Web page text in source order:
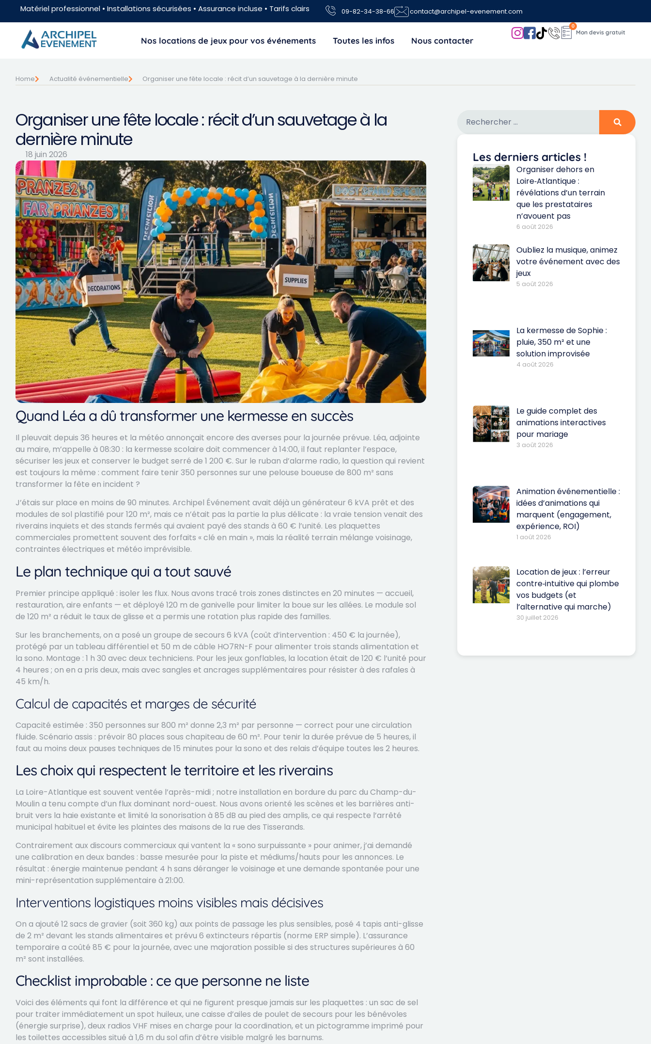
Matériel professionnel • Installations sécurisées • Assurance incluse • Tarifs clairs 09-82-34-38-66 contact@archipel-evenement.com
Nos locations de jeux pour vos événements Toutes les infos Nous contacter
0
Home Actualité événementielle Organiser une fête locale : récit d’un sauvetage à la dernière minute
Organiser une fête locale : récit d’un sauvetage à la
dernière minute
18 juin 2026
Quand Léa a dû transformer une kermesse en succès
Il pleuvait depuis 36 heures et la météo annonçait encore des averses pour la journée prévue. Léa, adjointe
au maire, m’appelle à 08:30 : la kermesse scolaire doit commencer à 14:00, il faut replanter l’espace,
sécuriser les jeux et conserver le budget serré de 1 200 €. Sur le ruban d’alarme radio, la question qui revient
est toujours la même : comment faire tenir 350 personnes sur une pelouse boueuse de 800 m² sans
transformer la fête en incident ?
J’étais sur place en moins de 90 minutes. Archipel Événement avait déjà un générateur 6 kVA prêt et des
modules de sol plastifié pour 120 m², mais ce n’était pas la partie la plus délicate : la vraie tension venait des
riverains inquiets et des stands fermés qui avaient payé des stands à 60 € l’unité. Les plaquettes
commerciales promettent souvent des forfaits « clé en main », mais la réalité terrain mélange voisinage,
contraintes électriques et météo imprévisible.
Le plan technique qui a tout sauvé
Premier principe appliqué : isoler les flux. Nous avons tracé trois zones distinctes en 20 minutes — accueil,
restauration, aire enfants — et déployé 120 m de ganivelle pour limiter la boue sur les allées. Le module sol
de 120 m² a réduit le taux de glisse et a permis une rotation plus rapide des familles.
Sur les branchements, on a posé un groupe de secours 6 kVA (coût d’intervention : 450 € la journée),
protégé par un tableau différentiel et 50 m de câble HO7RN-F pour alimenter trois stands alimentation et
la sono. Montage : 1 h 30 avec deux techniciens. Pour les jeux gonflables, la location était de 120 € l’unité pour
4 heures ; on en a pris deux, mais avec sangles et ancrages supplémentaires pour résister à des rafales à
45 km/h.
Calcul de capacités et marges de sécurité
Capacité estimée : 350 personnes sur 800 m² donne 2,3 m² par personne — correct pour une circulation
fluide. Scénario assis : prévoir 80 places sous chapiteau de 60 m². Pour tenir la durée prévue de 5 heures, il
faut au moins deux pauses techniques de 15 minutes pour la sono et des relais d’équipe toutes les 2 heures.
Les choix qui respectent le territoire et les riverains
La Loire-Atlantique est souvent ventée l’après-midi ; notre installation en bordure du parc du Champ-du-
Moulin a tenu compte d’un flux dominant nord-ouest. Nous avons orienté les scènes et les barrières anti-
bruit vers la haie existante et limité la sonorisation à 85 dB au pied des amplis, ce qui respecte l’arrêté
municipal habituel et évite les plaintes des maisons de la rue des Tisserands.
Contrairement aux discours commerciaux qui vantent la « sono surpuissante » pour animer, j’ai demandé
une calibration en deux bandes : basse mesurée pour la piste et médiums/hauts pour les annonces. Le
résultat : énergie maintenue pendant 4 h sans déranger le voisinage et une demande spontanée pour une
mini-représentation supplémentaire à 21:00.
Interventions logistiques moins visibles mais décisives
On a ajouté 12 sacs de gravier (soit 360 kg) aux points de passage les plus sensibles, posé 4 tapis anti-glisse
de 2 m² devant les stands alimentaires et prévu 6 extincteurs répartis (norme ERP simple). L’assurance
temporaire a coûté 85 € pour la journée, avec une majoration possible si des structures supérieures à 60
m² sont installées.
Checklist improbable : ce que personne ne liste
Voici des éléments qui font la différence et qui ne figurent presque jamais sur les plaquettes : un sac de sel
pour traiter immédiatement un spot huileux, une caisse d’ailes de poulet de secours pour les bénévoles
(énergie surprise), deux radios VHF mises en charge pour la coordination, et un pictogramme imprimé pour
les toilettes accessibles situé à 1,6 m du sol afin d’être visible malgré les barnums.
Les derniers articles !
Organiser dehors en
Loire‑Atlantique :
révélations d’un terrain
que les prestataires
n’avouent pas
6 août 2026
Oubliez la musique, animez
votre événement avec des
jeux
5 août 2026
La kermesse de Sophie :
pluie, 350 m² et une
solution improvisée
4 août 2026
Le guide complet des
animations interactives
pour mariage
3 août 2026
Animation événementielle :
idées d’animations qui
marquent (engagement,
expérience, ROI)
1 août 2026
Location de jeux : l’erreur
contre‑intuitive qui plombe
vos budgets (et
l’alternative qui marche)
30 juillet 2026